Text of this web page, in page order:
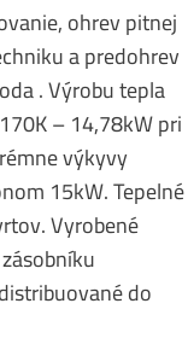
ohrev pitnej
a predohrev
. Výrobu tepla
– 14,78kW pri
výkyvy
15kW. Tepelné
Vyrobené
do